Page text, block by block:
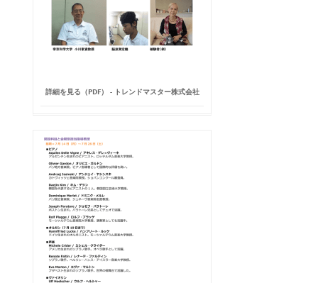
詳細を見る（PDF） - トレンドマスター株式会社